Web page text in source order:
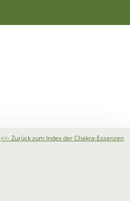
<<- Zurück zum Index der Chakra-Essenzen